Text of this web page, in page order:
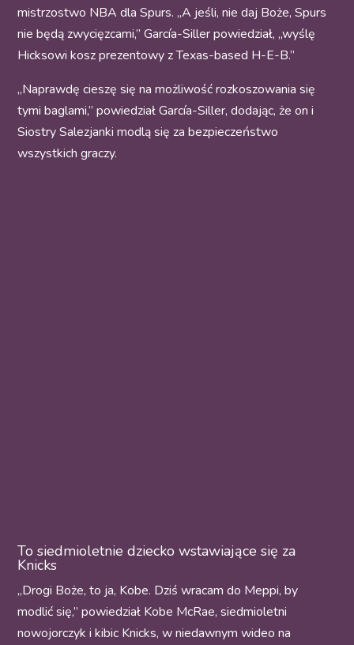
mistrzostwo NBA dla Spurs. „A jeśli, nie daj Boże, Spurs
nie będą zwycięzcami,” García-Siller powiedział, „wyślę
Hicksowi kosz prezentowy z Texas-based H-E-B.”
„Naprawdę cieszę się na możliwość rozkoszowania się
tymi baglami,” powiedział García-Siller, dodając, że on i
Siostry Salezjanki modlą się za bezpieczeństwo
wszystkich graczy.
To siedmioletnie dziecko wstawiające się za
Knicks
„Drogi Boże, to ja, Kobe. Dziś wracam do Meppi, by
modlić się,” powiedział Kobe McRae, siedmioletni
nowojorczyk i kibic Knicks, w niedawnym wideo na